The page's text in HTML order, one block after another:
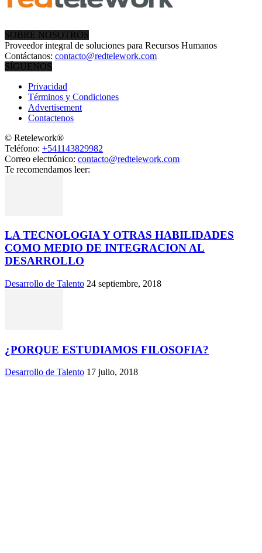
SOBRE NOSOTROS
Proveedor integral de soluciones para Recursos Humanos
Contáctanos: contacto@redtelework.com
SÍGUENOS
Privacidad
Términos y Condiciones
Advertisement
Contactenos
© Retelework®
Teléfono: +541143829982
Correo electrónico: contacto@redtelework.com
Te recomendamos leer:
LA TECNOLOGIA Y OTRAS HABILIDADES
COMO MEDIO DE INTEGRACION AL
DESARROLLO
Desarrollo de Talento 24 septiembre, 2018
¿PORQUE ESTUDIAMOS FILOSOFIA?
Desarrollo de Talento 17 julio, 2018